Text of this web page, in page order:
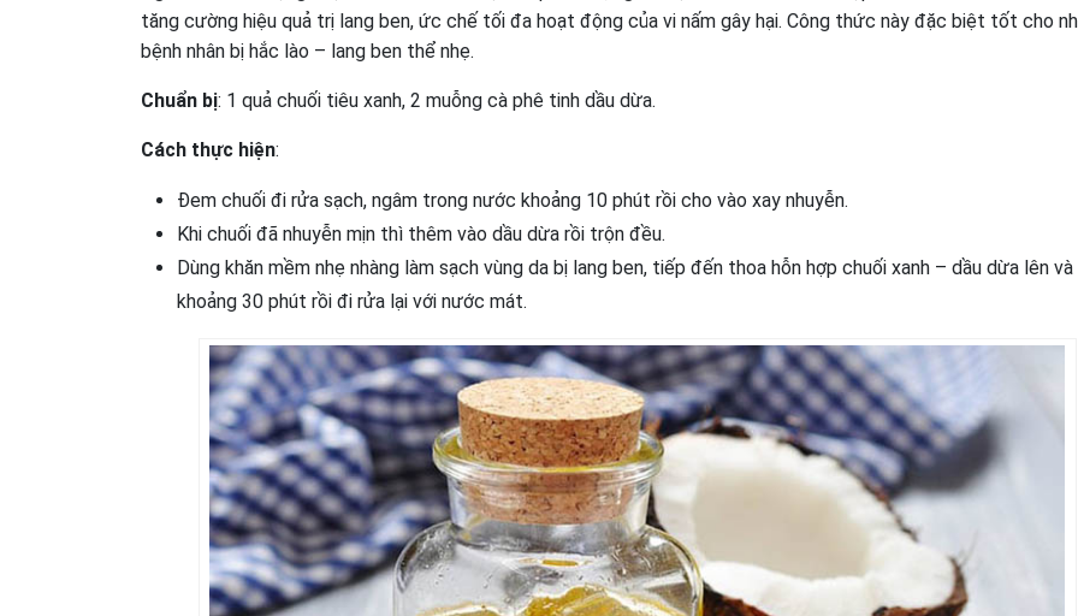
tăng cường hiệu quả trị lang ben, ức chế tối đa hoạt động của vi nấm gây hại. Công thức này đặc biệt tốt cho
bệnh nhân bị hắc lào – lang ben thể nhẹ.
Chuẩn bị: 1 quả chuối tiêu xanh, 2 muỗng cà phê tinh dầu dừa.
Cách thực hiện:
Đem chuối đi rửa sạch, ngâm trong nước khoảng 10 phút rồi cho vào xay nhuyễn.
Khi chuối đã nhuyễn mịn thì thêm vào dầu dừa rồi trộn đều.
Dùng khăn mềm nhẹ nhàng làm sạch vùng da bị lang ben, tiếp đến thoa hỗn hợp chuối xanh – dầu dừa lên
khoảng 30 phút rồi đi rửa lại với nước mát.